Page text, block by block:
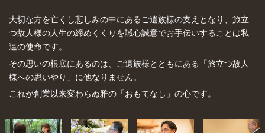
大切な方を亡くし悲しみの中にあるご遺族様の支えとなり、旅立
つ故人様の人生の締めくくりを誠心誠意でお手伝いすることは私
達の使命です。
その思いの根底にあるのは、ご遺族様とともにある「旅立つ故人
様への思いやり」に他なりません。
これが創業以来変わらぬ雅の「おもてなし」の心です。